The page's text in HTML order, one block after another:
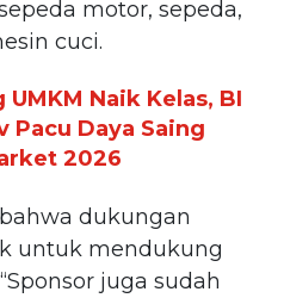
motor, sepeda,
cuci.
UMKM Naik Kelas, BI
Pacu Daya Saing
2026
dukungan
untuk mendukung
juga sudah